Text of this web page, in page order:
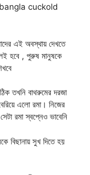
bangla cuckold
এই অবস্থায় দেখতে
হবে , পুরুষ মানুষকে
তখনি বাথরুমের দরজা
এলো রমা। নিজের
রমা স্বপ্নেও ভাবেনি
বিছানায় সুখ দিতে হয়